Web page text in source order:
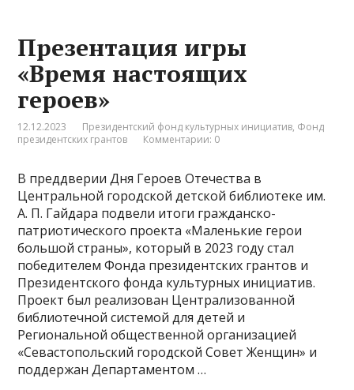
Презентация игры
«Время настоящих
героев»
12.12.2023 Президентский фонд культурных инициатив, Фонд
президентских грантов
Комментарии: 0
В преддверии Дня Героев Отечества в
Центральной городской детской библиотеке им.
А. П. Гайдара подвели итоги гражданско-
патриотического проекта «Маленькие герои
большой страны», который в 2023 году стал
победителем Фонда президентских грантов и
Президентского фонда культурных инициатив.
Проект был реализован Централизованной
библиотечной системой для детей и
Региональной общественной организацией
«Севастопольский городской Совет Женщин» и
поддержан Департаментом …